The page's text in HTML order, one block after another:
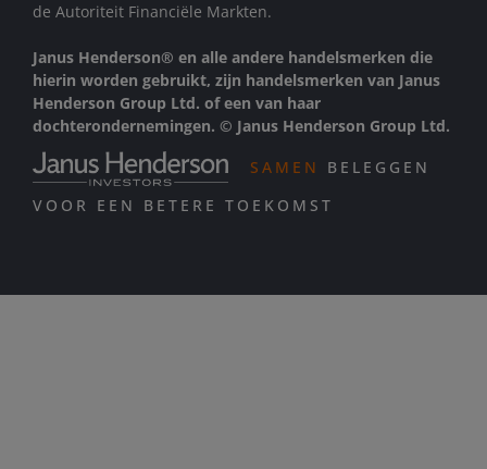
de Autoriteit Financiële Markten.
Janus Henderson® en alle andere handelsmerken die
hierin worden gebruikt, zijn handelsmerken van Janus
Henderson Group Ltd. of een van haar
dochterondernemingen. © Janus Henderson Group Ltd.
SAMEN
BELEGGEN
VOOR EEN BETERE TOEKOMST